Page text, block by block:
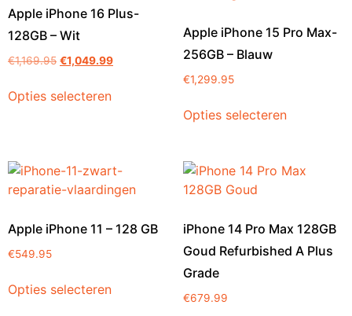
Apple iPhone 16 Plus-
128GB – Wit
€1,169.95 €1,049.99
Opties selecteren
Apple iPhone 15 Pro Max-
256GB – Blauw
€1,299.95
Opties selecteren
Apple iPhone 11 – 128 GB
€549.95
Opties selecteren
iPhone 14 Pro Max 128GB
Goud Refurbished A Plus
Grade
€679.99